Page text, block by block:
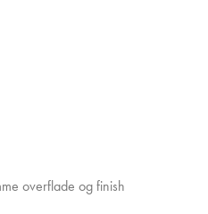
overflade og finish